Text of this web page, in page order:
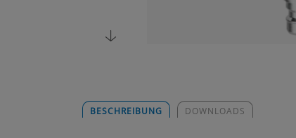
BESCHREIBUNG DOWNLOADS